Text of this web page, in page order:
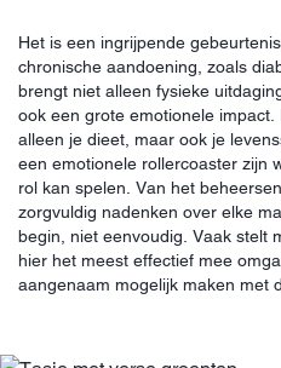
Het is een ingrijpende
chronische aandoening, zoals
brengt niet alleen fysieke
ook een grote emotionele
alleen je dieet, maar ook je
een emotionele rollercoaster zijn
rol kan spelen. Van het
zorgvuldig nadenken over elke
begin, niet eenvoudig. Vaak stelt
hier het meest effectief mee
aangenaam mogelijk maken met